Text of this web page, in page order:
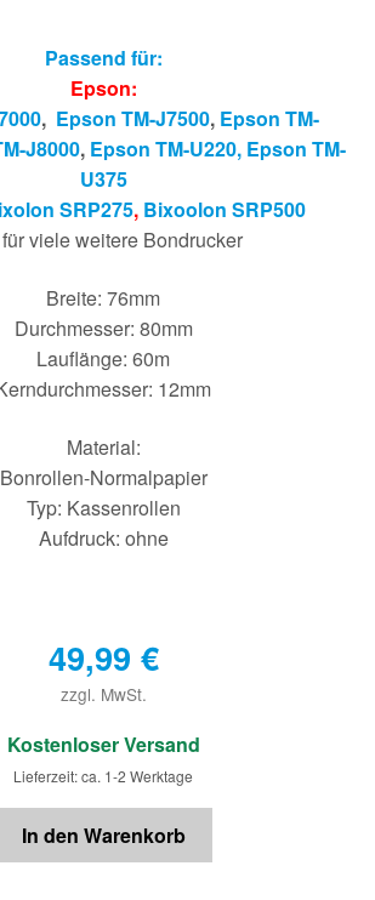
Passend für:
Epson:
, Epson TM-J7500, Epson TM-
J8000, Epson TM-U220, Epson TM-
U375
SRP275, Bixoolon SRP500
viele weitere Bondrucker
Breite: 76mm
Durchmesser: 80mm
Lauflänge: 60m
12mm
Material:
Bonrollen-Normalpapier
Typ: Kassenrollen
Aufdruck: ohne
49,99 €
zzgl. MwSt.
€
Kostenloser Versand
Lieferzeit: ca. 1-2 Werktage
In den Warenkorb